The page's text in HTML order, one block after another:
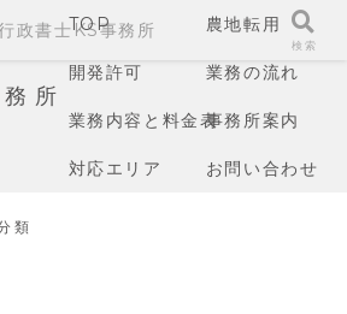
所
TOP 農地転用
開発許可 業務の流れ
業務内容と料金表事務所案内
対応エリア お問い合わせ
類
政書士KS事務所
検索